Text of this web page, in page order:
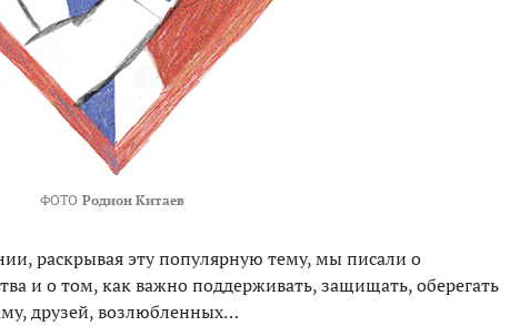
ФОТО Родион Китаев
раскрывая эту популярную тему, мы писали о
и о том, как важно поддерживать, защищать, оберегать
друзей, возлюбленных…